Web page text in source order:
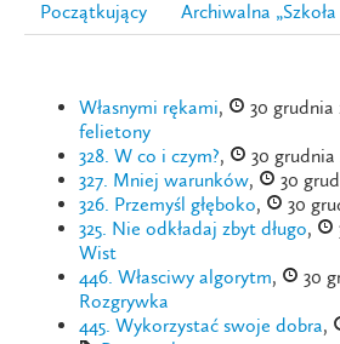
Początkujący
Archiwalna
Własnymi rękami, 30 grudnia
felietony
328. W co i czym?, 30 grudnia
327. Mniej warunków, 30
326. Przemyśl głęboko, 30
325. Nie odkładaj zbyt długo,
Wist
446. Własciwy algorytm,
30
Rozgrywka
445. Wykorzystać swoje dobra,